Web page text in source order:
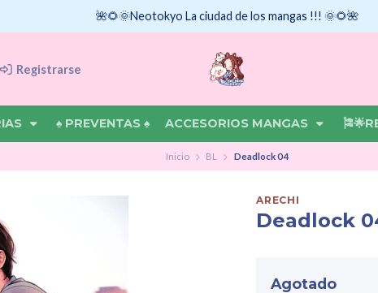
Registrarse
♠ PREVENTAS ♠ ACCESORIOS MANGAS
🌺🌻🌞Neotokyo La ciudad de los mangas !!! 🌞🌻🌺
Inicio BL Deadlock 04
ARECHI
Deadlock
Agotado